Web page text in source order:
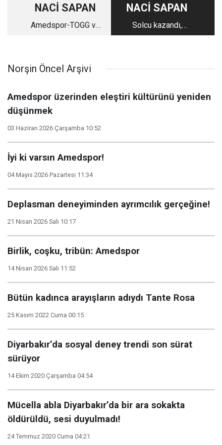
NACİ SAPAN
Amedspor-TOGG ve
NACİ SAPAN
Solcu kazandı,
diyebilecek miyiz?
Norşin Öncel Arşivi
Amedspor üzerinden eleştiri kültürünü yeniden
düşünmek
03 Haziran 2026 Çarşamba 10:52
İyi ki varsın Amedspor!
04 Mayıs 2026 Pazartesi 11:34
Deplasman deneyiminden ayrımcılık gerçeğine!
21 Nisan 2026 Salı 10:17
Birlik, coşku, tribün: Amedspor
14 Nisan 2026 Salı 11:52
Bütün kadınca arayışların adıydı Tante Rosa
25 Kasım 2022 Cuma 00:15
Diyarbakır’da sosyal deney trendi son sürat
sürüyor
14 Ekim 2020 Çarşamba 04:54
Mücella abla Diyarbakır’da bir ara sokakta
öldürüldü, sesi duyulmadı!
24 Temmuz 2020 Cuma 04:21